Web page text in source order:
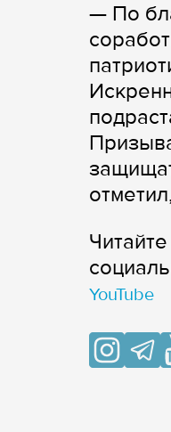
— По
YouTube